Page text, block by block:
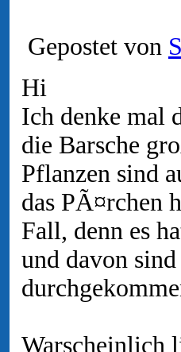
Gepostet von
Hi
Ich denke mal
die Barsche
Pflanzen sind
das PÃ¤rchen
Fall, denn es
und davon
Warscheinlich